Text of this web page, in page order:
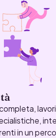
in un